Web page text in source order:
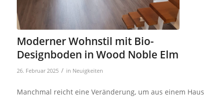
Moderner Wohnstil mit Bio-
Designboden in Wood Noble Elm
26. Februar 2025 / in Neuigkeiten
Manchmal reicht eine Veränderung, um aus einem Haus